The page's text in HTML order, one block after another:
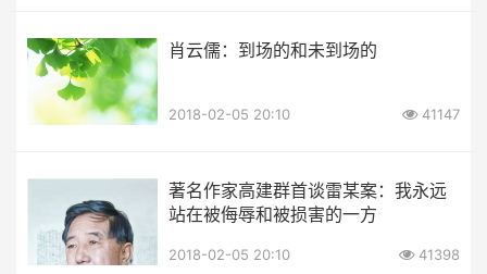
肖云儒：到场的和未到场的
2018-02-05 20:10 41147
著名作家高建群首谈雷某案：我永远
站在被侮辱和被损害的一方
2018-02-05 20:10 41398